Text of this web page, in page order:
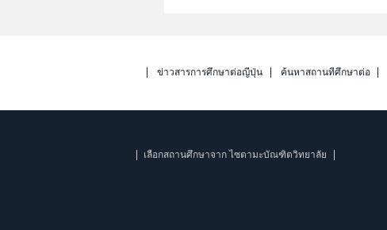
ข่าวสารการศึกษาต่อญี่ปุ่น ค้นหาสถานที่ศึกษาต่อ
เลือกสถานศึกษาจาก ไซตามะบัณฑิตวิทยาลัย